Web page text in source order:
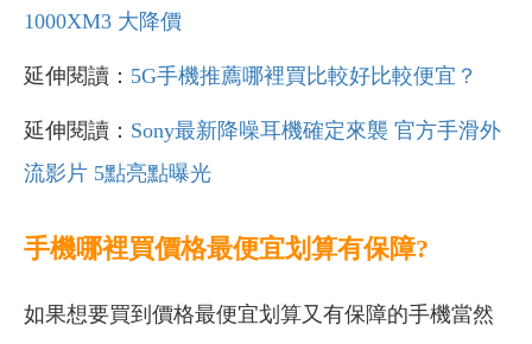
1000XM3 大降價
延伸閱讀： 5G手機推薦哪裡買比較好比較便宜？
延伸閱讀： Sony最新降噪耳機確定來襲 官方手滑外
流影片 5點亮點曝光
手機哪裡買價格最便宜划算有保障?
如果想要買到價格最便宜划算又有保障的手機當然